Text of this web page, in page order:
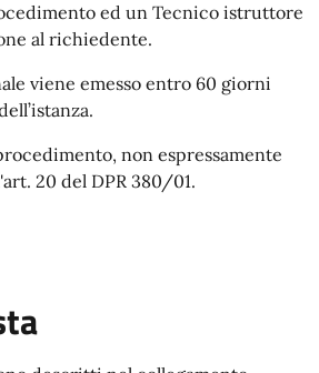
ed un Tecnico istruttore
al richiedente.
viene emesso entro 60 giorni
non espressamente
20 del DPR 380/01.